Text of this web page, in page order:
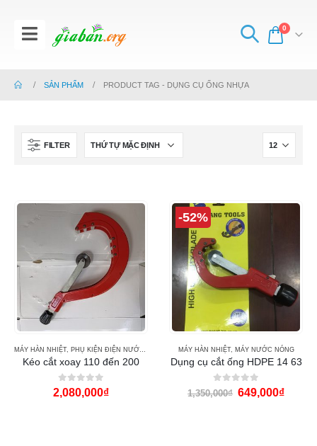
0
SẢN PHẨM PRODUCT TAG - DỤNG CỤ ỐNG NHỰA
FILTER
MÁY HÀN NHIỆT, PHỤ KIỆN ĐIỆN NƯỚC VẬT DỤNG NHÀ CỬA
Kéo cắt xoay 110 đến 200
0 out of 5
2,080,000₫
-52%
MÁY HÀN NHIỆT, MÁY NƯỚC NÓNG
Dụng cụ cắt ống HDPE 14 63
0 out of 5
1,350,000₫ 649,000₫